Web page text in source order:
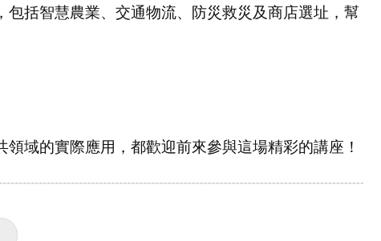
括智慧農業、交通物流、防災救災及商店選址，幫
域的實際應用，都歡迎前來參與這場精彩的講座！